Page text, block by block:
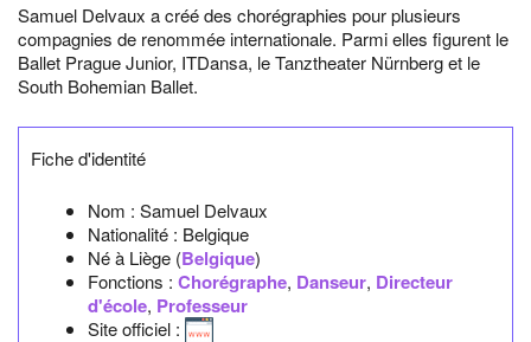
Samuel Delvaux a créé des chorégraphies pour plusieurs
compagnies de renommée internationale. Parmi elles figurent le
Ballet Prague Junior, ITDansa, le Tanztheater Nürnberg et le
South Bohemian Ballet.
Fiche d'identité
Nom : Samuel Delvaux
Nationalité : Belgique
Né à Liège (Belgique)
Fonctions : Chorégraphe, Danseur, Directeur
d'école, Professeur
Site officiel :